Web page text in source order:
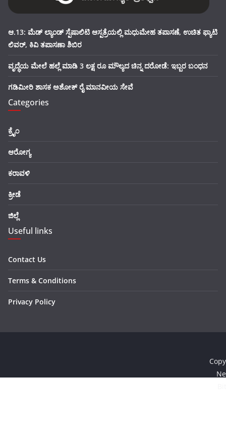
ಆ.13: ಮೆಡ್ ಲ್ಯಾಂಡ್ ಸ್ಪೆಷಾಲಿಟಿ ಆಸ್ಪತ್ರೆಯಲ್ಲಿ ಮಧುಮೇಹ ತಪಾಸಣೆ, ಉಚಿತ ಫ್ಯಾಟಿ
ಲಿವರ್, ಕಿವಿ ತಪಾಸಣಾ ಶಿಬಿರ
ವೃದ್ಧೆಯ ಮೇಲೆ ಹಲ್ಲೆ ಮಾಡಿ 3 ಲಕ್ಷ ರೂ ಮೌಲ್ಯದ ಚಿನ್ನ ದರೋಡೆ: ಇಬ್ಬರ ಬಂಧನ
ಗಡಿಮೀರಿ ಶಾಸಕ ಅಶೋಕ್ ರೈ ಮಾನವೀಯ ಸೇವೆ
Categories
ಕ್ರೈಂ
ಆರೋಗ್ಯ
ಕರಾವಳಿ
ಕ್ರೀಡೆ
ಜಿಲ್ಲೆ
Useful links
Contact Us
Terms & Conditions
Privacy Policy